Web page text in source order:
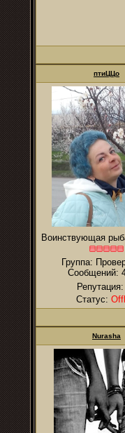
птиЦЦо
Воинствующая
Группа:
Сообщений:
Репутация:
Статус:
Nurаsha